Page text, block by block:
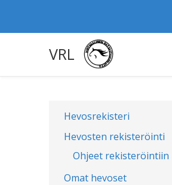
VRL
Hevosrekisteri
Hevosten rekisteröinti
Ohjeet rekisteröintiin
Omat hevoset